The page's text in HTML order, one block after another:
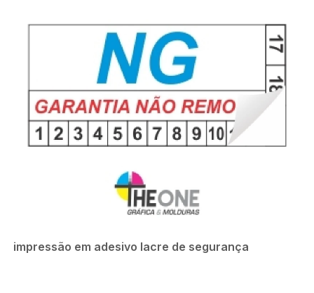
impressão em adesivo lacre de segurança